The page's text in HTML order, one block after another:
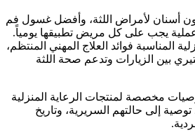
أسنان لأمراض اللثة، وأفضل غسول فم
يجب على كل مريض تطبيقها يومياً.
المناسبة فوائد العلاج المهني المنتظم،
بين الزيارات وتدعم صحة اللثة
مخصصة لمنتجات الرعاية المنزلية
إلى حالتهم السريرية، وتاريخ